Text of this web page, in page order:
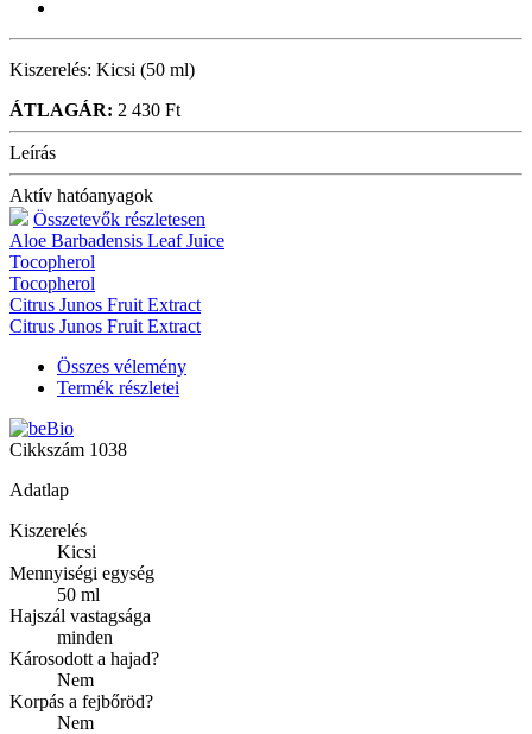
Kiszerelés: Kicsi (50 ml)
ÁTLAGÁR: 2 430 Ft
Leírás
Aktív hatóanyagok
Összetevők részletesen
Aloe Barbadensis Leaf Juice
Tocopherol
Tocopherol
Citrus Junos Fruit Extract
Citrus Junos Fruit Extract
Összes vélemény
Termék részletei
Cikkszám 1038
Adatlap
Kiszerelés
Kicsi
Mennyiségi egység
50 ml
Hajszál vastagsága
minden
Károsodott a hajad?
Nem
Korpás a fejbőröd?
Nem